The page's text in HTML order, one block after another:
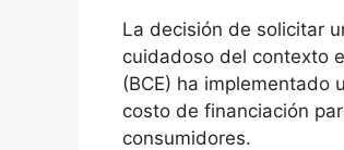
La decisión de solicitar
cuidadoso del contexto
(BCE) ha implementado
costo de financiación
consumidores.